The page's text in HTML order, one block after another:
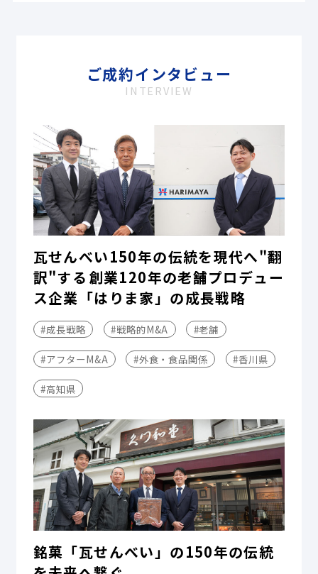
ご成約インタビュー
INTERVIEW
瓦せんべい150年の伝統を現代へ"翻
訳"する――創業120年の老舗プロデュー
ス企業「はりま家」の成長戦略
#成長戦略 #戦略的M&A #老舗
#アフターM&A #外食・食品関係 #香川県
#高知県
銘菓「瓦せんべい」の150年の伝統